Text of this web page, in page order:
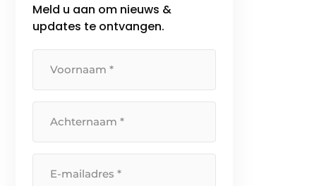
Meld u aan om nieuws &
updates te ontvangen.